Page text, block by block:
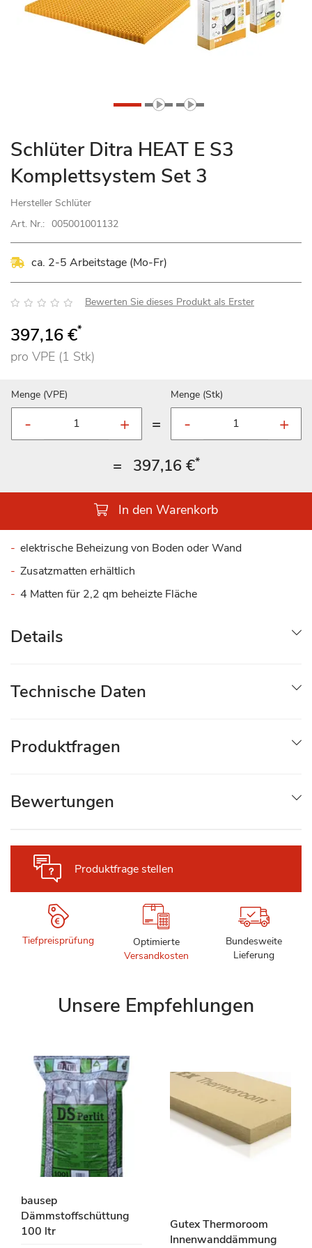
Zum
Anfang
der
Bildgalerie
springen
Schlüter Ditra HEAT E S3
Komplettsystem Set 3
Hersteller Schlüter
Art. Nr.: 005001001132
ca. 2-5 Arbeitstage (Mo-Fr)
Bewertung: Bewerten Sie dieses Produkt als Erster
397,16 €*
pro VPE (1 Stk)
Menge (VPE)
=
Menge (Stk)
= 397,16 €*
In den Warenkorb
elektrische Beheizung von Boden oder Wand
Zusatzmatten erhältlich
4 Matten für 2,2 qm beheizte Fläche
Produktfrage stellen
Tiefpreisprüfung
Optimierte
Versandkosten
Bundesweite
Lieferung
Details
Technische Daten
Produktfragen
Bewertungen
Unsere Empfehlungen
bausep
Dämmstoffschüttung
100 ltr
Gutex Thermoroom
Innenwanddämmung